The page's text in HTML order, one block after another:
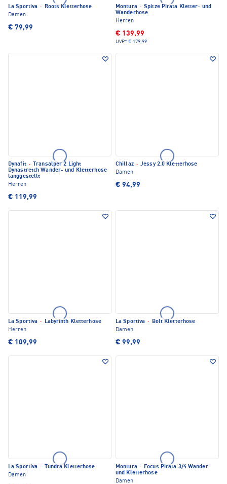
La Sportiva ·
Roots Kletterhose
Damen
€ 79,99
Montura · Spitze Pirata Kletter- und
Wanderhose
Herren
€ 139,99
UVP* € 179,99
Dynafit ·
Transalper 2 Light
Dynastretch Wander- und Kletterhose
langgestellt
Herren
€ 119,99
Chillaz · Jessy 2.0 Kletterhose
Damen
€ 94,99
La Sportiva ·
Labyrinth Kletterhose
Herren
€ 109,99
La Sportiva ·
Bolt Kletterhose
Damen
€ 99,99
La Sportiva ·
Tundra Kletterhose
Damen
Montura · Focus Pirata 3/4 Wander-
und Kletterhose
Damen